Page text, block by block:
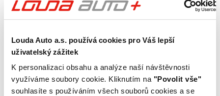
Louda Auto a.s. používá cookies pro Váš lepší
uživatelský zážitek
K personalizaci obsahu a analýze naší návštěvnosti
využíváme soubory cookie. Kliknutím na "Povolit vše"
souhlasíte s používáním všech souborů cookies a se
kterému získáte garanci původu, historie, ověříte si
Kontrola technického stavu
Motor
Převodovka a spojka